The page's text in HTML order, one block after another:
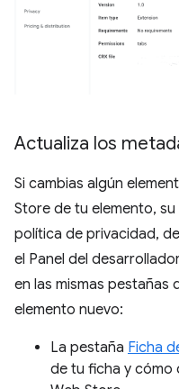
Actualiza los
Si cambias algún
Store de tu elemento,
política de privacidad,
el Panel del
en las mismas pestañas
elemento nuevo:
La pestaña Ficha
de tu ficha y cómo